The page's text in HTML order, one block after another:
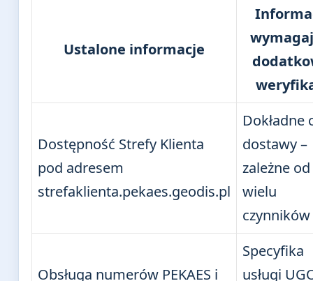
Ustalone informacje
Dostępność Strefy Klienta
pod adresem
strefaklienta.pekaes.geodis.pl
Dokładne
dostawy –
zależne od
wielu
czynników
Obsługa numerów PEKAES i
Specyfika
usługi